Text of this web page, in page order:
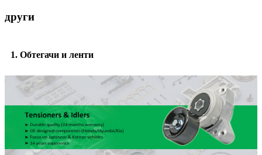
други
1. Обтегачи и ленти